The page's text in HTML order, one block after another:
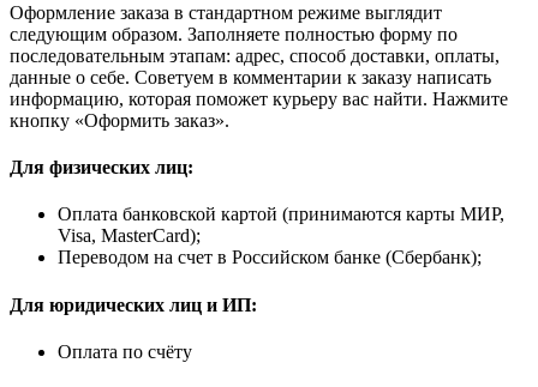
Оформление заказа в стандартном режиме выглядит
следующим образом. Заполняете полностью форму по
последовательным этапам: адрес, способ доставки, оплаты,
данные о себе. Советуем в комментарии к заказу написать
информацию, которая поможет курьеру вас найти. Нажмите
кнопку «Оформить заказ».
Для физических лиц:
Оплата банковской картой (принимаются карты МИР,
Visa, MasterCard);
Переводом на счет в Российском банке (Сбербанк);
Для юридических лиц и ИП:
Оплата по счёту